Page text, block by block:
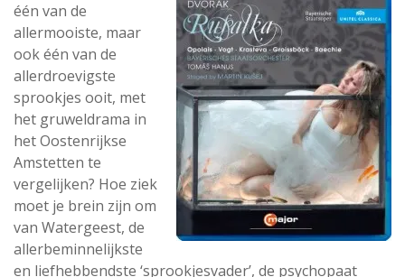
één van de
allermooiste, maar
ook één van de
allerdroevigste
sprookjes ooit, met
het gruweldrama in
het Oostenrijkse
Amstetten te
vergelijken? Hoe ziek
moet je brein zijn om
van Watergeest, de
allerbeminnelijkste
en liefhebbendste ‘sprookjesvader’, de psychopaat